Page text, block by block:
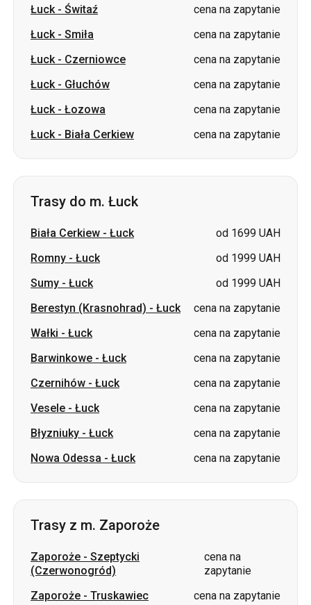
Łuck-Głuchów
cena na zapytanie
Łuck-Łozowa
cena na zapytanie
Łuck-Biała Cerkiew cena na zapytanie
Trasy do m. Łuck
Biała Cerkiew-Łuck
od 1699 UAH
Sumy- Łuck
Berestyn (Krasnohrad)
cena na zapytanie
Wałki-Łuck
cena na zapytanie
Barwinkowe-
cena na zapytanie
Czernihów-Łuck
cena na zapytanie
Vesele-Łuck
cena na zapytanie
Błyzniuky-Łuck
cena na zapytanie
Nowa Odessa-Łuck cena na zapytanie
Trasy z m. Zaporoże
Zaporoże-Szeptycki
(Czerwonogród)
cena na
zapytanie
Zaporoże -Truskawiec
Zaporoże-Iwano-Frankiwsk
cena na zapytanie
Zaporoże-Stryj
cena na zapytanie